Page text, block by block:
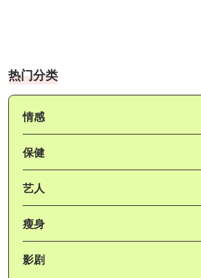
热门分类
情感
保健
艺人
瘦身
影剧